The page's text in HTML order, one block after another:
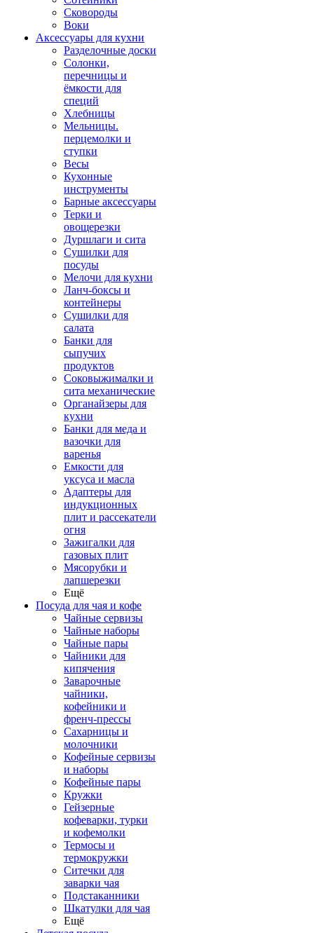
Сковороды
Воки
Аксессуары для кухни
Разделочные доски
Солонки,
перечницы и
ёмкости для
специй
Хлебницы
Мельницы.
перцемолки и
ступки
Весы
Кухонные
инструменты
Барные аксессуары
Терки и
овощерезки
Дуршлаги и сита
Сушилки для
посуды
Мелочи для кухни
Ланч-боксы и
контейнеры
Сушилки для
салата
Банки для
сыпучих
продуктов
Соковыжималки и
сита механические
Органайзеры для
кухни
Банки для меда и
вазочки для
варенья
Емкости для
уксуса и масла
Адаптеры для
индукционных
плит и рассекатели
огня
Зажигалки для
газовых плит
Мясорубки и
лапшерезки
Ещё
Посуда для чая и кофе
Чайные сервизы
Чайные наборы
Чайные пары
Чайники для
кипячения
Заварочные
чайники,
кофейники и
френч-прессы
Сахарницы и
молочники
Кофейные сервизы
и наборы
Кофейные пары
Кружки
Гейзерные
кофеварки, турки
и кофемолки
Термосы и
термокружки
Ситечки для
заварки чая
Подстаканники
Шкатулки для чая
Ещё